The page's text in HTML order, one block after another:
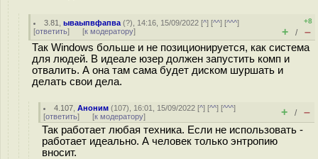
3.81 ,ываыпвфапва (?), 14:16, 15/09/2022 [^] [^^] [^^^]
[ответить] [к модератору]
+8
+ / –
Так Windows больше и не позиционируется, как система
для людей. В идеале юзер должен запустить комп и
отвалить. А она там сама будет диском шуршать и
делать свои дела.
4.107 ,Аноним (107), 16:01, 15/09/2022 [^] [^^] [^^^]
[ответить] [к модератору] + / –
Так работает любая техника. Если не использовать -
работает идеально. А человек только энтропию
вносит.